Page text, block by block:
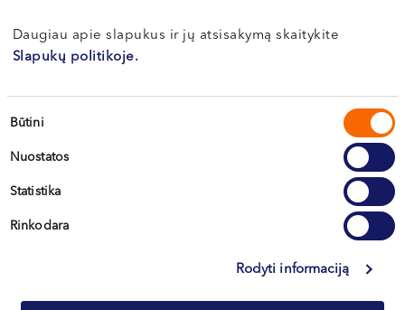
Daugiau apie slapukus ir jų atsisakymą skaitykite
Slapukų politikoje.
Sutikimo
Būtini
Nuostatos
Statistika
Rinkodara
Rodyti informaciją
Darius
JAUNIŠKIS
Plastinės ir rekonstrukcinės chirurgijos gydytojas
LT , EN , RU
Vilnius, S. Žukausko g. 19
Apie gydytoją
Dr. Arūnas